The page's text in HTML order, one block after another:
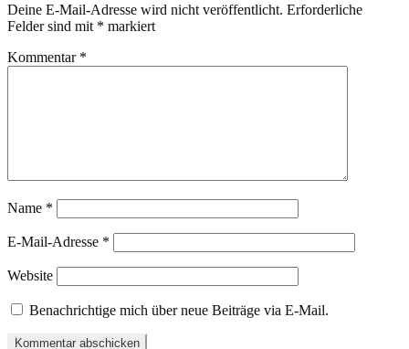
Deine E-Mail-Adresse wird nicht veröffentlicht. Erforderliche
Felder sind mit * markiert
Kommentar *
Name *
E-Mail-Adresse *
Website
Benachrichtige mich über neue Beiträge via E-Mail.